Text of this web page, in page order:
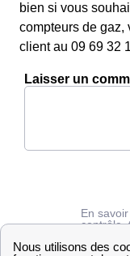
bien si vous
compteurs de gaz,
client au 09 69 32
Laisser un
En
contrôle,